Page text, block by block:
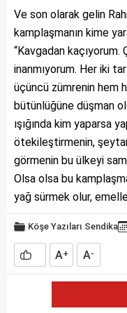
Ve son olarak gelin
kamplaşmanın kime
“Kavgadan kaçıyorum.
inanmıyorum. Her iki
üçüncü zümrenin hem
bütünlüğüne düşman
ışığında kim yaparsa
ötekileştirmenin,
görmenin bu ülkeyi
Olsa olsa bu
yağ sürmek olur,
Köşe Yazıları Sendika
A+ A-